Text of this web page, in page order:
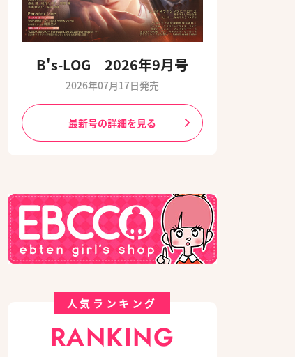
B's-LOG 2026年9月号
2026年07月17日発売
最新号の詳細を見る
人気ランキング
RANKING